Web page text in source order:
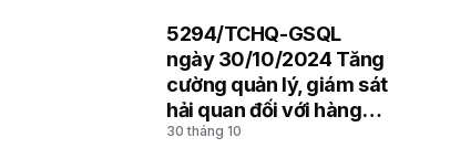
5294/TCHQ-GSQL
ngày 30/10/2024 Tăng
cường quản lý, giám sát
hải quan đối với hàng
hóa đưa vào lưu giữ,
30 tháng 10